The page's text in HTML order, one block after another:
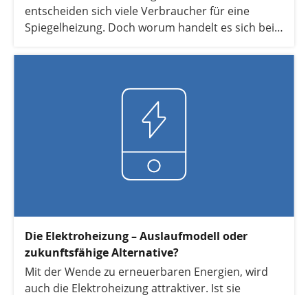
entscheiden sich viele Verbraucher für eine
Spiegelheizung. Doch worum handelt es sich bei
Die Elektroheizung – Auslaufmodell oder
zukunftsfähige Alternative?
Mit der Wende zu erneuerbaren Energien, wird
auch die Elektroheizung attraktiver. Ist sie